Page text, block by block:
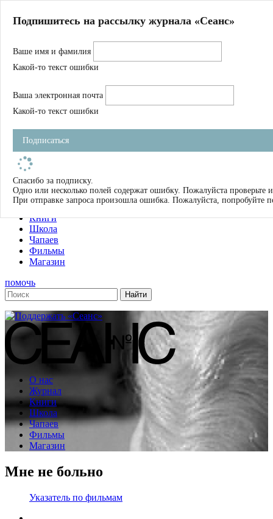
Магазин
Журнал
Школа
Устав
Фильмы
Имена
Тэги
О нас
Журнал
Книги
Школа
Чапаев
Фильмы
Магазин
помочь
О нас
Журнал
Книги
Школа
Чапаев
Фильмы
Магазин
Мне не больно
Указатель по фильмам
Подпишитесь на рассылку журнала «Сеанс»
Ваше имя и фамилия
Какой-то текст ошибки
Ваша электронная почта
Какой-то текст ошибки
Подписаться
Спасибо за подписку.
Одно или несколько полей содержат ошибку. Пожалуйста проверьте
При отправке запроса произошла ошибка. Пожалуйста, попробуйте